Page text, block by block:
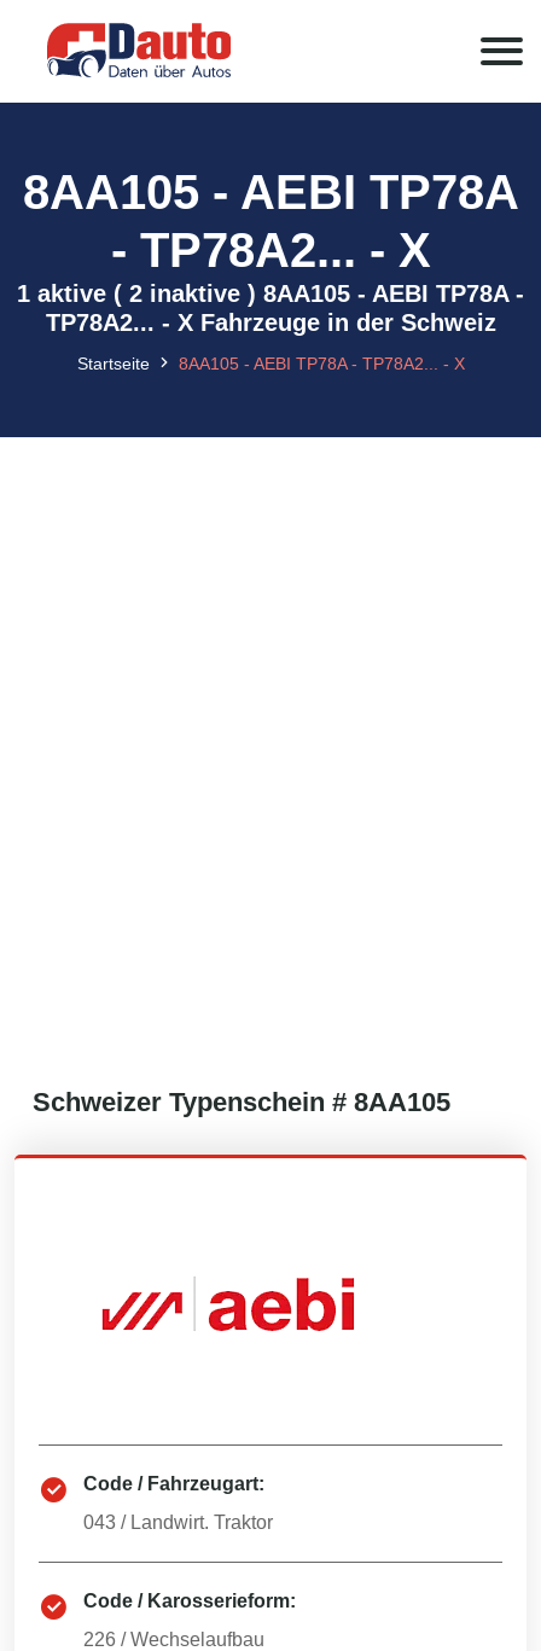
8AA105 - AEBI TP78A
- TP78A2... - X
1 aktive ( 2 inaktive ) 8AA105 - AEBI TP78A -
TP78A2... - X Fahrzeuge in der Schweiz
Startseite 8AA105 - AEBI TP78A - TP78A2... - X
Schweizer Typenschein # 8AA105
Code / Fahrzeugart:
043 / Landwirt. Traktor
Code / Karosserieform:
226 /Wechselaufbau